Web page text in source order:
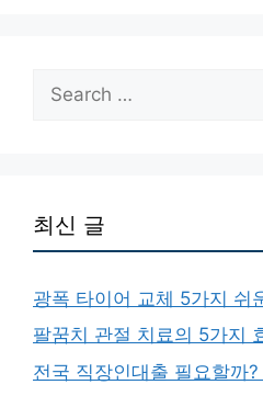
for:
최신 글
광폭 타이어 교체 5가지 쉬
팔꿈치 관절 치료의 5가지
전국 직장인대출 필요할까